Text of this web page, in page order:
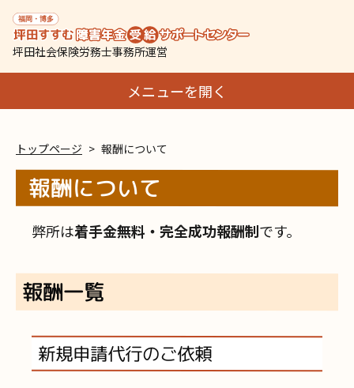
坪田社会保険労務士事務所運営
メニューを開く
トップページ 報酬について
報酬について
弊所は着手金無料・完全成功報酬制です。
報酬一覧
新規申請代行のご依頼